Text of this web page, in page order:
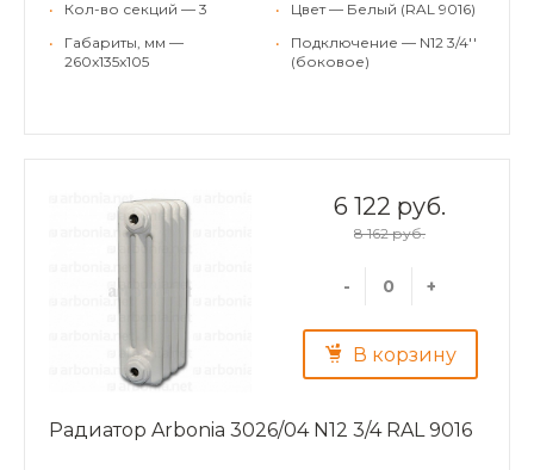
•
Кол-во секций — 3
•
Габариты, мм —
260x135x105
•
Цвет — Белый (RAL 9016)
•
Подключение — N12 3/4''
(боковое)
6 122 руб.
8 162 руб.
- +
В корзину
Радиатор Arbonia 3026/04 N12 3/4 RAL 9016